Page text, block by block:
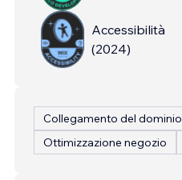
Accessibilità
(2024)
Collegamento del dominio
Ottimizzazione negozio